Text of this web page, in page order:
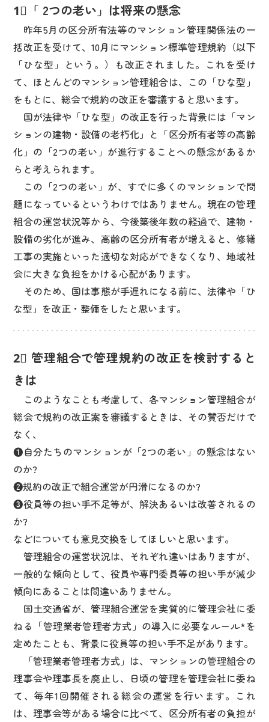
1⃣「 2つの老い」は将来の懸念
昨年5月の区分所有法等のマンション管理関係法の一
括改正を受けて、10月にマンション標準管理規約（以下
「ひな型」という。）も改正されました。これを受け
て、ほとんどのマンション管理組合は、この「ひな型」
をもとに、総会で規約の改正を審議すると思います。
国が法律や「ひな型」の改正を行った背景には「マン
ションの建物・設備の老朽化」と「区分所有者等の高齢
化」の「2つの老い」が進行することへの懸念があるか
らと考えられます。
この「2つの老い」が、すでに多くのマンションで問
題になっているというわけではありません。現在の管理
組合の運営状況等から、今後築後年数の経過で、建物・
設備の劣化が進み、高齢の区分所有者が増えると、修繕
工事の実施といった適切な対応ができなくなり、地域社
会に大きな負担をかける心配があります。
そのため、国は事態が手遅れになる前に、法律や「ひ
な型」を改正・整備をしたと思います。
2⃣ 管理組合で管理規約の改正を検討すると
きは
このようなことも考慮して、各マンション管理組合が
総会で規約の改正案を審議するときは、その賛否だけで
なく、
❶自分たちのマンションが「2つの老い」の懸念はない
のか?
❷規約の改正で組合運営が円滑になるのか?
❸役員等の担い手不足等が、解決あるいは改善されるの
か?
などについても意見交換をしてほしいと思います。
管理組合の運営状況は、それぞれ違いはありますが、
一般的な傾向として、役員や専門委員等の担い手が減少
傾向にあることは間違いありません。
国土交通省が、管理組合運営を実質的に管理会社に委
ねる「管理業者管理者方式」の導入に必要なルール*を
定めたことも、背景に役員等の担い手不足があります。
「管理業者管理者方式」は、マンションの管理組合の
理事会や理事長を廃止し、日頃の管理を管理会社に委ね
て、毎年1回開催される総会の運営を行います。これ
は、理事会等がある場合に比べて、区分所有者の負担が